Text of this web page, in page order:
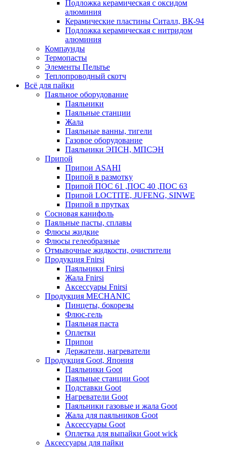
Подложка керамическая с оксидом
алюминия
Керамические пластины Ситалл, ВК-94
Подложка керамическая с нитридом
алюминия
Компаунды
Термопасты
Элементы Пельтье
Теплопроводный скотч
Всё для пайки
Паяльное оборудование
Паяльники
Паяльные станции
Жала
Паяльные ванны, тигели
Газовое оборудование
Паяльники ЭПСН, МПСЭН
Припой
Припои ASAHI
Припой в размотку
Припой ПОС 61 ,ПОС 40 ,ПОС 63
Припой LOCTITE, JUFENG, SINWE
Припой в прутках
Сосновая канифоль
Паяльные пасты, сплавы
Флюсы жидкие
Флюсы гелеобразные
Отмывочные жидкости, очистители
Продукция Fnirsi
Паяльники Fnirsi
Жала Fnirsi
Аксессуары Fnirsi
Продукция MECHANIC
Пинцеты, бокорезы
Флюс-гель
Паяльная паста
Оплетки
Припои
Держатели, нагреватели
Продукция Goot, Япония
Паяльники Goot
Паяльные станции Goot
Подставки Goot
Нагреватели Goot
Паяльники газовые и жала Goot
Жала для паяльников Goot
Аксессуары Goot
Оплетка для выпайки Goot wick
Аксессуары для пайки